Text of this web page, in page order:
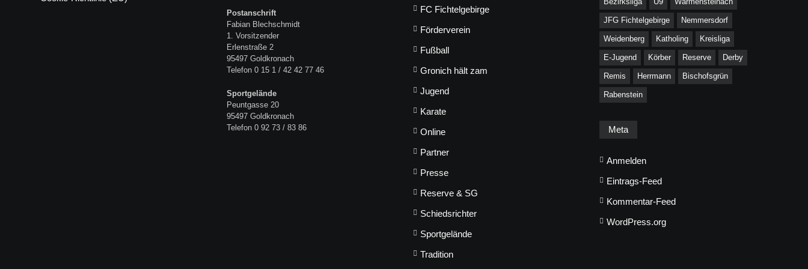
Postanschrift
Fabian Blechschmidt
1. Vorsitzender
Erlenstraße 2
95497 Goldkronach
Telefon 0 15 1 / 42 42 77 46
Sportgelände
Peuntgasse 20
95497 Goldkronach
Telefon 0 92 73 / 83 86
FC Fichtelgebirge
Förderverein
Fußball
Gronich hält zam
Jugend
Karate
Online
Partner
Presse
Reserve & SG
Schiedsrichter
Sportgelände
Tradition
JFG Fichtelgebirge Nemmersdorf
Weidenberg Katholing Kreisliga
E-Jugend Körber Reserve Derby
Remis Herrmann Bischofsgrün
Rabenstein
Meta
Anmelden
Eintrags-Feed
Kommentar-Feed
WordPress.org